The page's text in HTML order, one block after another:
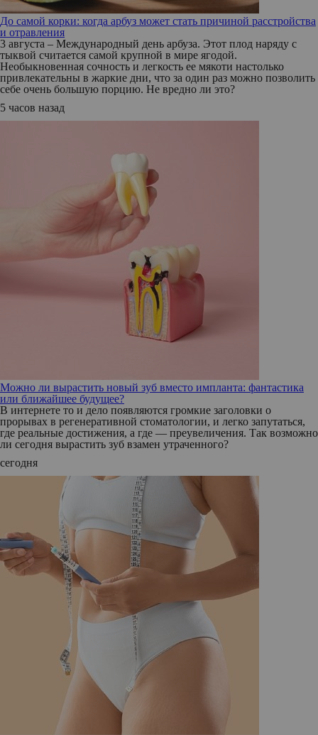
До самой корки: когда арбуз может стать причиной расстройства
и отравления
3 августа – Международный день арбуза. Этот плод наряду с
тыквой считается самой крупной в мире ягодой.
Необыкновенная сочность и легкость ее мякоти настолько
привлекательны в жаркие дни, что за один раз можно позволить
себе очень большую порцию. Не вредно ли это?
5 часов назад
Можно ли вырастить новый зуб вместо импланта: фантастика
или ближайшее будущее?
В интернете то и дело появляются громкие заголовки о
прорывах в регенеративной стоматологии, и легко запутаться,
где реальные достижения, а где — преувеличения. Так возможно
ли сегодня вырастить зуб взамен утраченного?
сегодня